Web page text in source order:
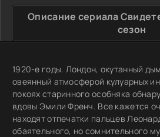
Описание сериала
сезон
1920-е годы. Лондон, окутанный
овеянный атмосферой кулуарных
покоях старинного особняка
вдовы Эмили Френч. Все кажется
находят отпечатки пальцев
обаятельного, но сомнительного